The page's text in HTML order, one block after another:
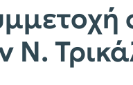
Ν.